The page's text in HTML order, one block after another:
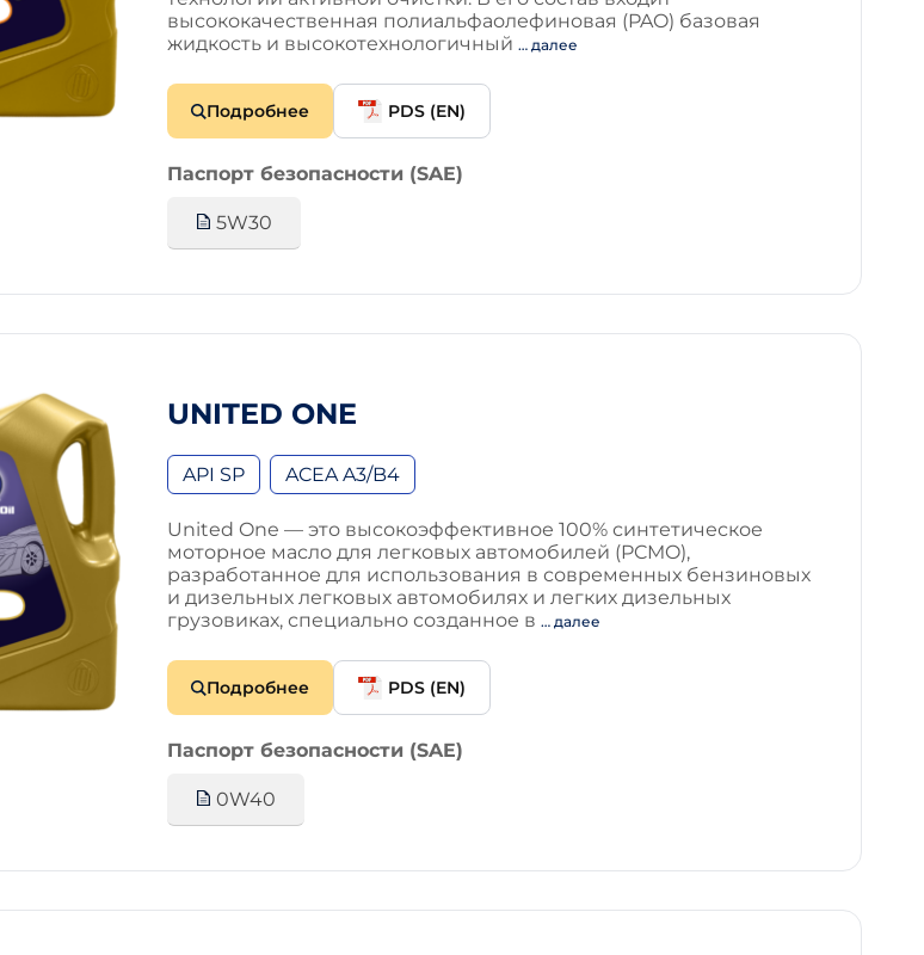
высококачественная полиальфаолефиновая (PAO) базовая
жидкость и высокотехнологичный… далее
Подробнее PDS (EN)
Паспорт безопасности (SAE)
5W30
UNITED ONE
API SP ACEA A3/B4
United One — это высокоэффективное 100% синтетическое
моторное масло для легковых автомобилей (PCMO),
разработанное для использования в современных бензиновых
и дизельных легковых автомобилях и легких дизельных
грузовиках, специально созданное в… далее
Подробнее PDS (EN)
Паспорт безопасности (SAE)
0W40